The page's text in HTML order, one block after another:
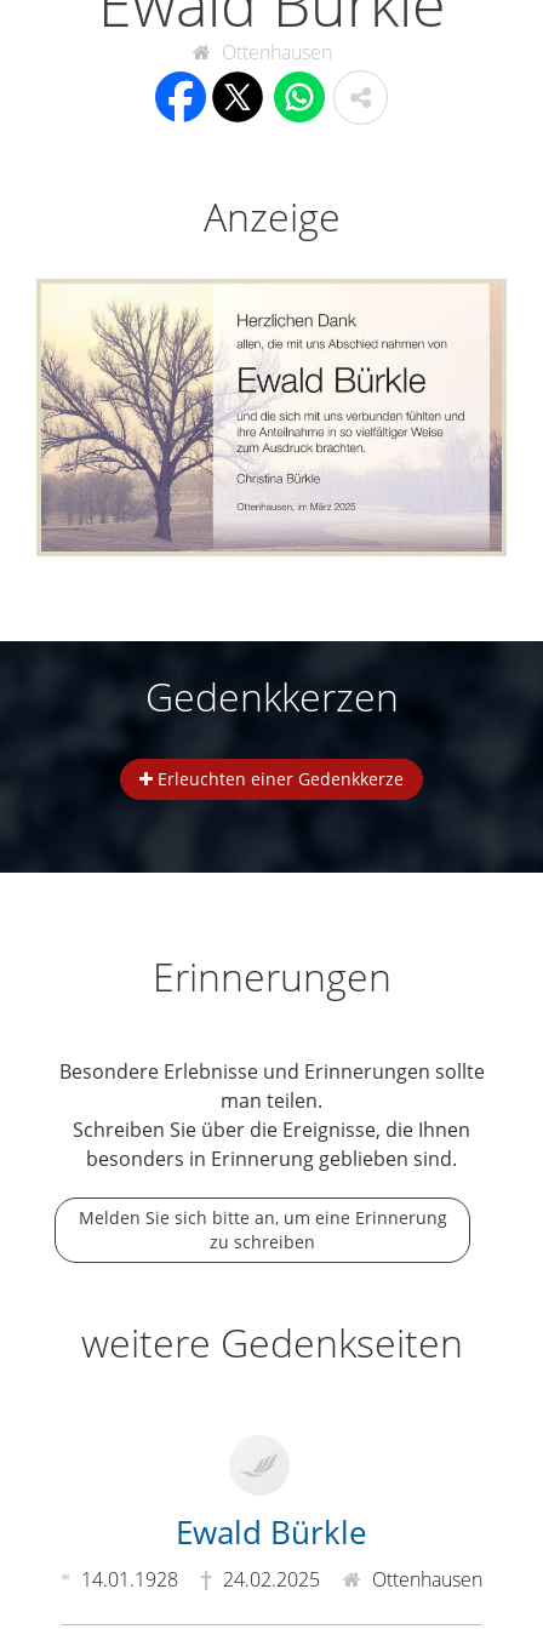
Ottenhausen
Anzeige
Gedenkkerzen
Erleuchten einer Gedenkkerze
Erinnerungen
Besondere Erlebnisse und Erinnerungen sollte
man teilen.
Schreiben Sie über die Ereignisse, die Ihnen
besonders in Erinnerung geblieben sind.
Melden Sie sich bitte an, um eine Erinnerung
zu schreiben
weitere Gedenkseiten
Ewald Bürkle
14.01.1928 24.02.2025 Ottenhausen